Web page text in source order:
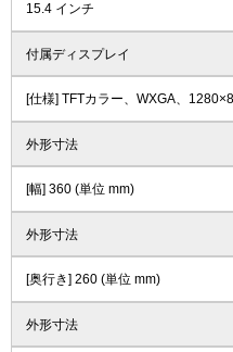
15.4 インチ
付属ディスプレイ
[仕様] TFTカラー、WXGA、
外形寸法
[幅] 360 (単位 mm)
外形寸法
[奥行き] 260 (単位 mm)
外形寸法